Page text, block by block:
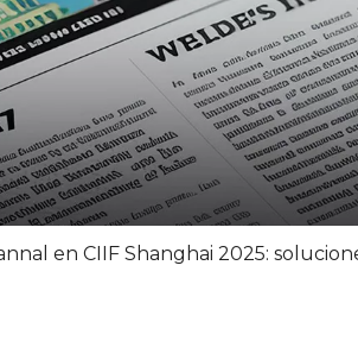
en CIIF Shanghai 2025: